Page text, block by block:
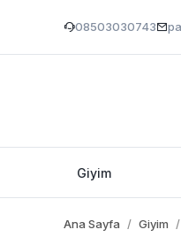
08503030743
Giyim
Ana Sayfa Giyim